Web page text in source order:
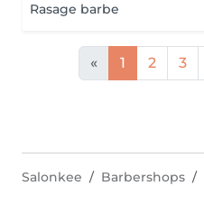
Rasage barbe
« 1 2 3
Salonkee Barbershops